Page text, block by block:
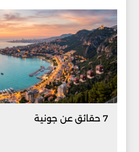
7 حقائق عن جونية